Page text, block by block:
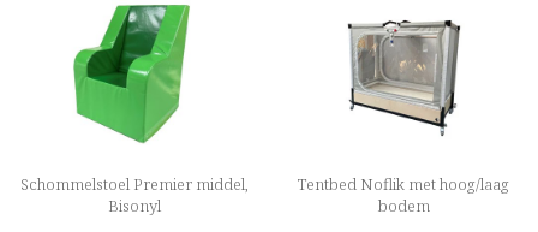
Schommelstoel Premier middel,
Bisonyl
Tentbed Noflik met hoog/laag
bodem